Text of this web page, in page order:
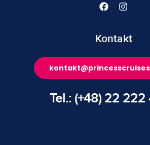
Kontakt
Tel.: (+48) 22 222